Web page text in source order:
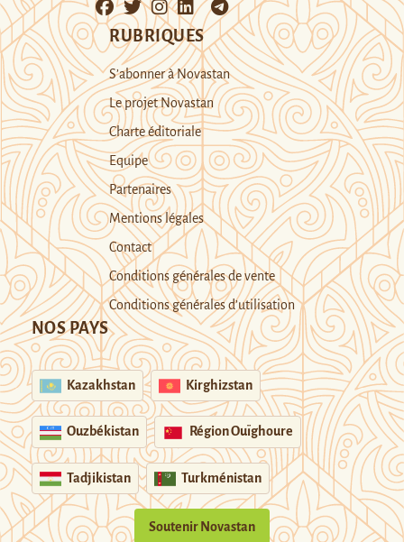
RUBRIQUES
S’abonner à Novastan
Le projet Novastan
Charte éditoriale
Equipe
Partenaires
Mentions légales
Contact
Conditions générales de vente
Conditions générales d’utilisation
NOS PAYS
Kazakhstan Kirghizstan
Ouzbékistan Région Ouïghoure
Tadjikistan Turkménistan
Soutenir Novastan